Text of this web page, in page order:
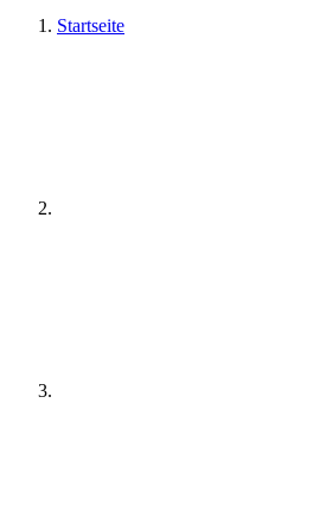
Startseite